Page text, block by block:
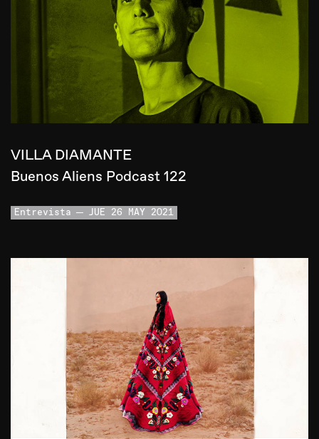
VILLA DIAMANTE
Buenos Aliens Podcast 122
Entrevista JUE 26 MAY 2021